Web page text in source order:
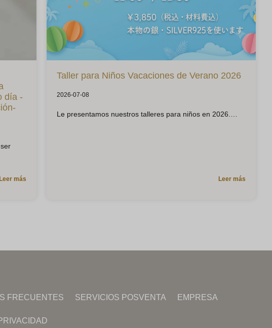
día -
Leer más
Taller para Niños Vacaciones de Verano 2026
2026-07-08
Le presentamos nuestros talleres para niños en 2026.
Leer más
FRECUENTES SERVICIOS POSVENTA EMPRESA